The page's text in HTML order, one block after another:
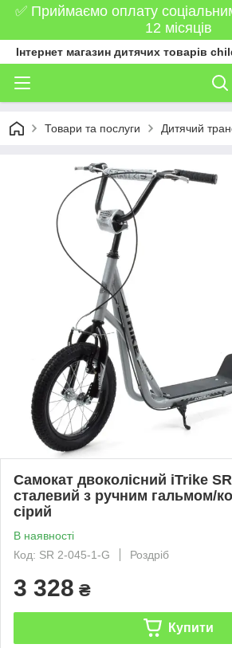
✅ Приймаємо оплату
12 місяців
Інтернет магазин дитячих товарів
Товари та послуги Дитячий
Самокат двоколісний iTrike
сталевий з ручним гальмом/
сірий
В наявності
Код: SR 2-045-1-G
Роздріб
3 328 ₴
Купити